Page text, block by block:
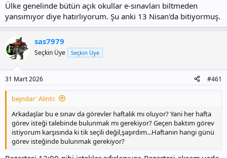
Ülke genelinde bütün açık okullar e-sınavları biltmeden
yansımıyor diye hatırlıyorum. Şu anki 13 Nisan'da bitiyormuş.
sas7979
Seçkin Üye Seçkin Üye
31 Mart 2026 #461
bejndar' Alıntı:
Arkadaşlar bu e sınav da görevler haftalık mı oluyor? Yani her hafta
görev isteği talebinde bulunmak mı gerekiyor? Geçen baktım görev
istiyorum karşısında ki tik seçili değil,şaşırdım...Haftanın hangi günü
görev isteğinde bulunmak gerekiyor?